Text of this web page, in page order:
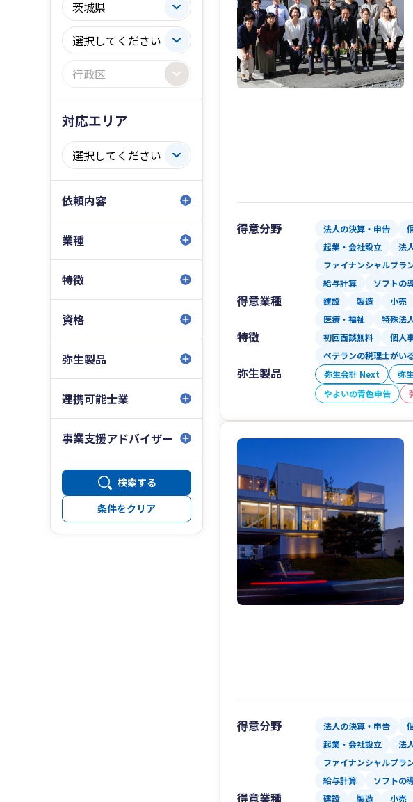
対応エリア
依頼内容
業種
特徴
資格
弥生製品
連携可能士業
事業支援アドバイザー
検索する
条件をクリア
得意分野 法人の決算・申告
起業・会社設立
法
ファイナンシャルプラ
給与計算
ソフトの
得意業種 建設 製造 小売
医療・福祉
特殊法
特徴 初回面談無料 個人
ベテランの税理士がい
弥生製品 弥生会計 Next 弥
やよいの青色申告
得意分野 法人の決算・申告
起業・会社設立
法
ファイナンシャルプラ
給与計算
ソフトの
得意業種 建設 製造 小売